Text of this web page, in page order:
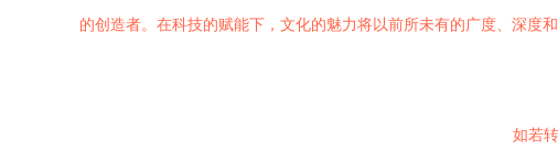
的创造者。在科技的赋能下，文化的魅力将以前所未有的广度、深度
如若